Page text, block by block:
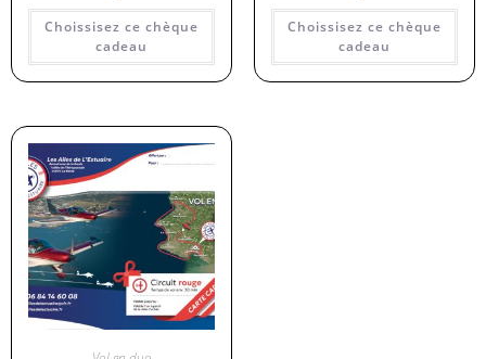
Choissisez ce chèque
cadeau
Choissisez ce chèque
cadeau